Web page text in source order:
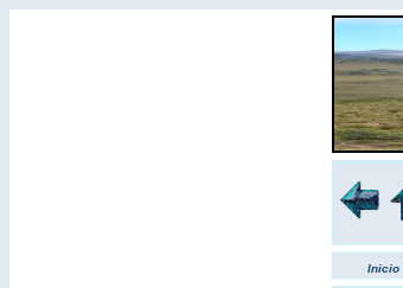
Inicio